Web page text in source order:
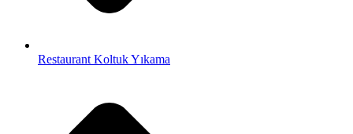
Restaurant Koltuk Yıkama